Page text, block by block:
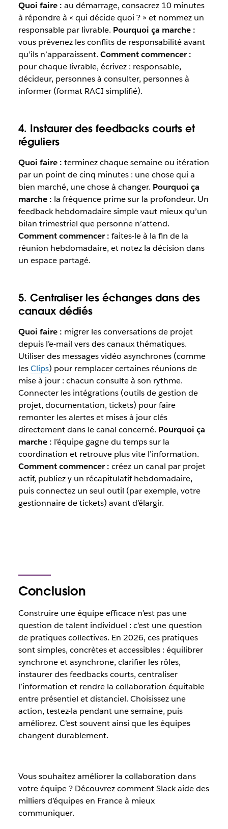
Quoi faire : au démarrage, consacrez 10 minutes
à répondre à « qui décide quoi ? » et nommez un
responsable par livrable. Pourquoi ça marche :
vous prévenez les conflits de responsabilité avant
qu’ils n’apparaissent. Comment commencer :
pour chaque livrable, écrivez : responsable,
décideur, personnes à consulter, personnes à
informer (format RACI simplifié).
4. Instaurer des feedbacks courts et
réguliers
Quoi faire : terminez chaque semaine ou itération
par un point de cinq minutes : une chose qui a
bien marché, une chose à changer. Pourquoi ça
marche : la fréquence prime sur la profondeur. Un
feedback hebdomadaire simple vaut mieux qu’un
bilan trimestriel que personne n’attend.
Comment commencer : faites-le à la fin de la
réunion hebdomadaire, et notez la décision dans
un espace partagé.
5. Centraliser les échanges dans des
canaux dédiés
Quoi faire : migrer les conversations de projet
depuis l’e-mail vers des canaux thématiques.
Utiliser des messages vidéo asynchrones (comme
lesClips) pour remplacer certaines réunions de
mise à jour : chacun consulte à son rythme.
Connecter les intégrations (outils de gestion de
projet, documentation, tickets) pour faire
remonter les alertes et mises à jour clés
directement dans le canal concerné. Pourquoi ça
marche : l’équipe gagne du temps sur la
coordination et retrouve plus vite l’information.
Comment commencer : créez un canal par projet
actif, publiez-y un récapitulatif hebdomadaire,
puis connectez un seul outil (par exemple, votre
gestionnaire de tickets) avant d’élargir.
Conclusion
Construire une équipe efficace n’est pas une
question de talent individuel : c’est une question
de pratiques collectives. En 2026, ces pratiques
sont simples, concrètes et accessibles : équilibrer
synchrone et asynchrone, clarifier les rôles,
instaurer des feedbacks courts, centraliser
l’information et rendre la collaboration équitable
entre présentiel et distanciel. Choisissez une
action, testez-la pendant une semaine, puis
améliorez. C’est souvent ainsi que les équipes
changent durablement.
Vous souhaitez améliorer la collaboration dans
votre équipe ? Découvrez comment Slack aide des
milliers d’équipes en France à mieux
communiquer.